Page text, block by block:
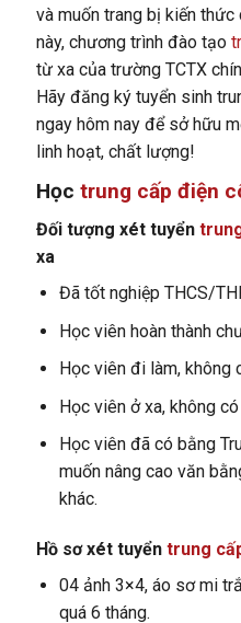
và muốn trang bị kiến
này, chương trình đào tạo
từ xa của trường TCTX
Hãy đăng ký tuyển sinh
ngay hôm nay để sở hữu
linh hoạt, chất lượng!
Học trung cấp điện
Đối tượng xét tuyển
xa
Đã tốt nghiệp THCS/
Học viên hoàn thành
Học viên đi làm, không
Học viên ở xa, không
Học viên đã có bằng
muốn nâng cao văn
khác.
Hồ sơ xét tuyển trung
04 ảnh 3×4, áo sơ mi
quá 6 tháng.